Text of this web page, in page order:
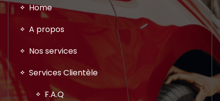
Home
A propos
Nos services
Services Clientèle
F.A.Q